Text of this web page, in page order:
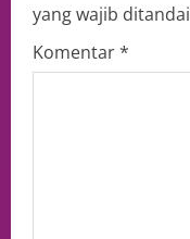
yang wajib ditandai
Komentar*